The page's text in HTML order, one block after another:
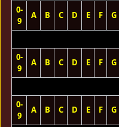
0-
9
A B C D E F G
0-
9
A B C D E F G
0-
9
A B C D E F G